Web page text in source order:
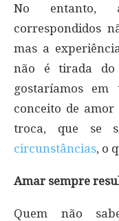
No entanto,
correspondidos
mas a
não é tirada
gostaríamos
conceito de
troca, que se
circunstâncias, o
Amar sempre
Quem não